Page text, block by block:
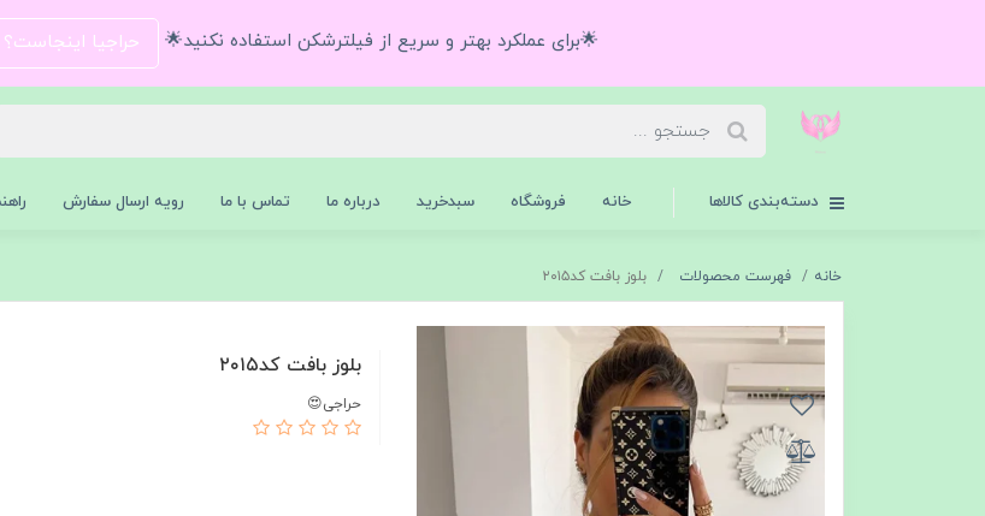
🌟برای عملکرد بهتر و سریع از فیلترشکن استفاده نکنید🌟 حراجیا اینجاست؟
دسته‌بندی کالاها خانه فروشگاه سبدخرید درباره ما تماس با ما رویه ارسال سفارش
خانه فهرست محصولات بلوز بافت کد۲۰۱۵
بلوز بافت کد۲۰۱۵
حراجی😍